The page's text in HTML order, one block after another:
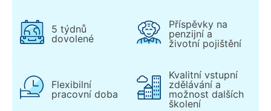
5 týdnů
dovolené
Příspěvky na
penzijní a
životní pojištění
Flexibilní
pracovní doba
Kvalitní vstupní
zdělávání a
možnost dalších
školení